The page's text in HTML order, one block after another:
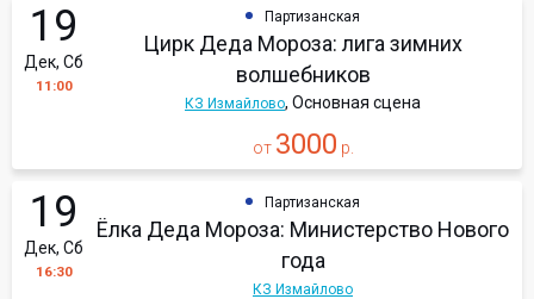
19
Дек, Сб
11:00
Партизанская
Цирк Деда Мороза: лига зимних
волшебников
КЗ Измайлово, Основная сцена
от 3000 р.
19
Дек, Сб
16:30
Партизанская
Ёлка Деда Мороза: Министерство Нового
года
КЗ Измайлово